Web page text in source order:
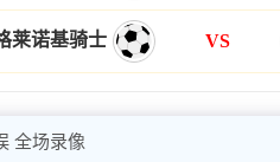
莱诺基骑士 VS
全场录像